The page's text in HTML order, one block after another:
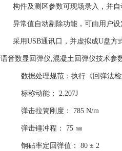
构件及测区参数可现场录入，并自
异常值自动剔除功能，可由用户设
采用USB通讯口，并虚拟成U盘方
语音数显回弹仪,混凝土回弹仪技术参
数据处理规范：执行《回弹法检测
标称动能： 2.207J
弹击拉簧刚度： 785 N/m
弹击锤冲程： 75 ㎜
钢砧率定回弹值： 80 ± 2